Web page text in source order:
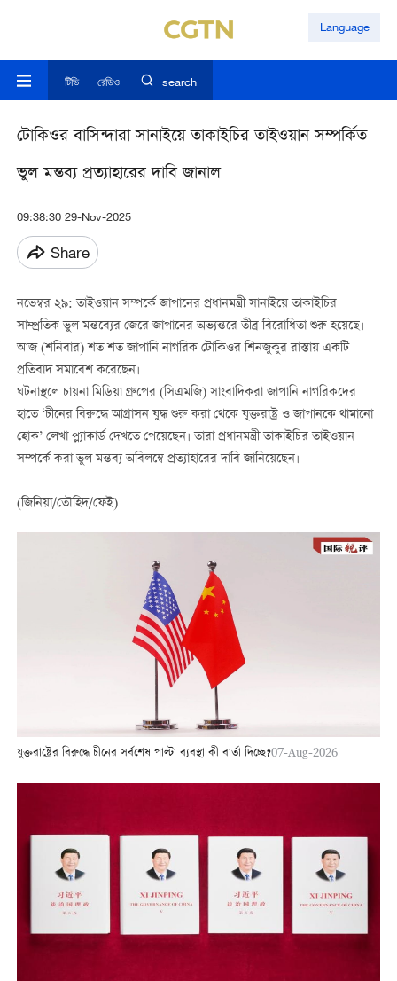
Language
টিভি রেডিও search
টোকিওর বাসিন্দারা সানাইয়ে তাকাইচির তাইওয়ান সম্পর্কিত
ভুল মন্তব্য প্রত্যাহারের দাবি জানাল
09:38:30 29-Nov-2025
Share
নভেম্বর ২৯: তাইওয়ান সম্পর্কে জাপানের প্রধানমন্ত্রী সানাইয়ে তাকাইচির
সাম্প্রতিক ভুল মন্তব্যের জেরে জাপানের অভ্যন্তরে তীব্র বিরোধিতা শুরু হয়েছে।
আজ (শনিবার) শত শত জাপানি নাগরিক টোকিওর শিনজুকুর রাস্তায় একটি
প্রতিবাদ সমাবেশ করেছেন।
ঘটনাস্থলে চায়না মিডিয়া গ্রুপের (সিএমজি) সাংবাদিকরা জাপানি নাগরিকদের
হাতে ‘চীনের বিরুদ্ধে আগ্রাসন যুদ্ধ শুরু করা থেকে যুক্তরাষ্ট্র ও জাপানকে থামানো
হোক’ লেখা প্ল্যাকার্ড দেখতে পেয়েছেন। তারা প্রধানমন্ত্রী তাকাইচির তাইওয়ান
সম্পর্কে করা ভুল মন্তব্য অবিলম্বে প্রত্যাহারের দাবি জানিয়েছেন।
(জিনিয়া/তৌহিদ/ফেই)
যুক্তরাষ্ট্রের বিরুদ্ধে চীনের সর্বশেষ পাল্টা ব্যবস্থা কী বার্তা দিচ্ছে?07-Aug-2026